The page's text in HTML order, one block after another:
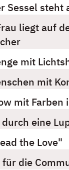
Sessel steht
liegt auf
mit
mit
mit Farben
eine
the Love"
für die